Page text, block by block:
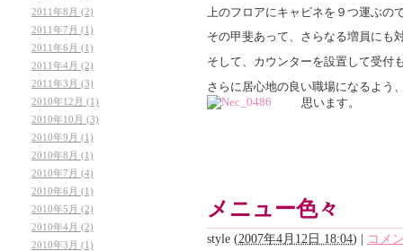
上のフロアにキャビネを９つ運ぶ
その甲斐あって、さらなる増員にも
そして、カウンターを設置して受付
さらに居心地の良い職場になるよう
思います。
メニュー色々
style (2007年4月12日 18:04) | コメ
2011年8月 (2)
2011年7月 (1)
2011年6月 (1)
2011年4月 (2)
2011年3月 (3)
2010年12月 (1)
2010年10月 (3)
2010年9月 (1)
2010年8月 (1)
2010年7月 (4)
2010年6月 (1)
2010年5月 (2)
2010年4月 (2)
2010年3月 (1)